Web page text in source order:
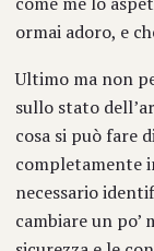
ormai adoro, e
Ultimo ma non
sullo stato
cosa si può fare
completamente
necessario
cambiare un